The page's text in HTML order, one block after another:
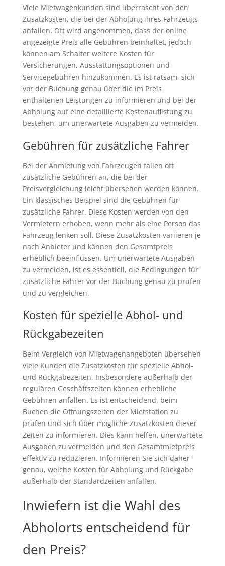
Viele Mietwagenkunden sind überrascht von den
Zusatzkosten, die bei der Abholung ihres Fahrzeugs
anfallen. Oft wird angenommen, dass der online
angezeigte Preis alle Gebühren beinhaltet, jedoch
können am Schalter weitere Kosten für
Versicherungen, Ausstattungsoptionen und
Servicegebühren hinzukommen. Es ist ratsam, sich
vor der Buchung genau über die im Preis
enthaltenen Leistungen zu informieren und bei der
Abholung auf eine detaillierte Kostenauflistung zu
bestehen, um unerwartete Ausgaben zu vermeiden.
Gebühren für zusätzliche Fahrer
Bei der Anmietung von Fahrzeugen fallen oft
zusätzliche Gebühren an, die bei der
Preisvergleichung leicht übersehen werden können.
Ein klassisches Beispiel sind die Gebühren für
zusätzliche Fahrer. Diese Kosten werden von den
Vermietern erhoben, wenn mehr als eine Person das
Fahrzeug lenken soll. Diese Zusatzkosten variieren je
nach Anbieter und können den Gesamtpreis
erheblich beeinflussen. Um unerwartete Ausgaben
zu vermeiden, ist es essentiell, die Bedingungen für
zusätzliche Fahrer vor der Buchung genau zu prüfen
und zu vergleichen.
Kosten für spezielle Abhol- und
Rückgabezeiten
Beim Vergleich von Mietwagenangeboten übersehen
viele Kunden die Zusatzkosten für spezielle Abhol-
und Rückgabezeiten. Insbesondere außerhalb der
regulären Geschäftszeiten können erhebliche
Gebühren anfallen. Es ist entscheidend, beim
Buchen die Öffnungszeiten der Mietstation zu
prüfen und sich über mögliche Zusatzkosten dieser
Zeiten zu informieren. Dies kann helfen, unerwartete
Ausgaben zu vermeiden und den Gesamtmietpreis
effektiv zu reduzieren. Informieren Sie sich daher
genau, welche Kosten für Abholung und Rückgabe
außerhalb der Standardzeiten anfallen.
Inwiefern ist die Wahl des
Abholorts entscheidend für
den Preis?